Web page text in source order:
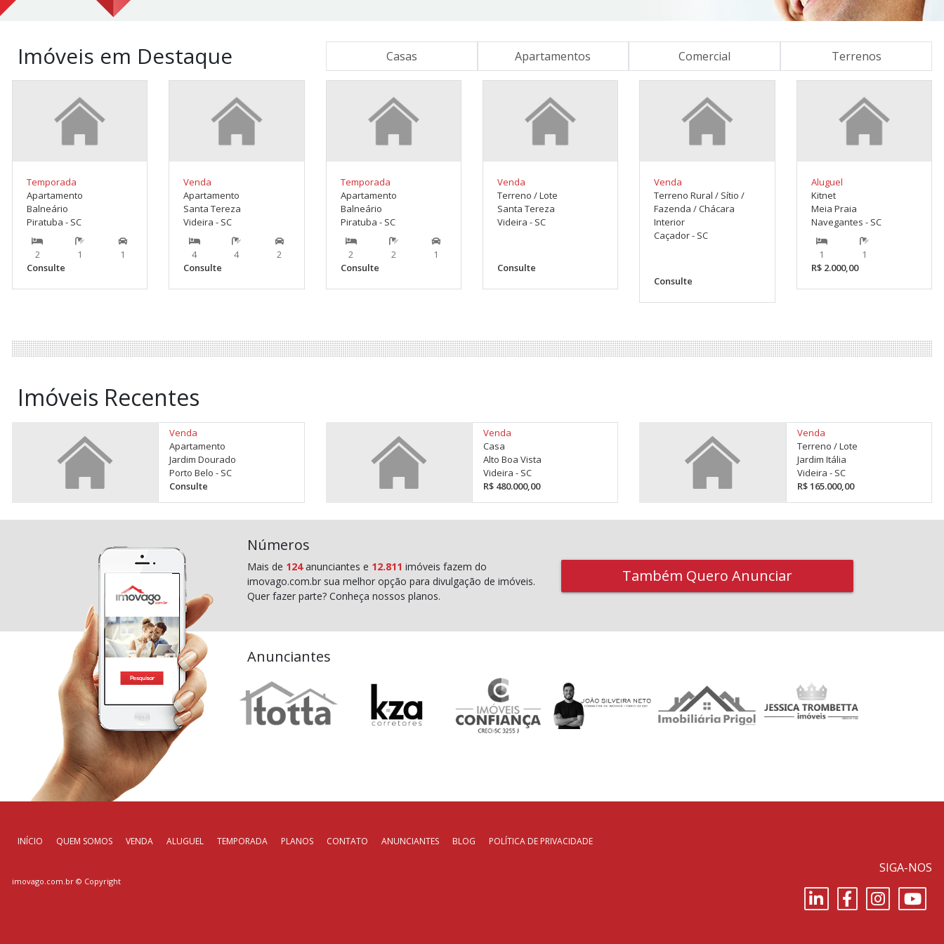
Imóveis em Destaque Casas Apartamentos Comercial Terrenos
Temporada
Apartamento
Balneário
Piratuba - SC
2 1
1
Consulte
Venda
Apartamento
Santa Tereza
Videira - SC
4 4
2
Consulte
Temporada
Apartamento
Balneário
Piratuba - SC
2 2
1
Consulte
Venda
Terreno / Lote
Santa Tereza
Videira - SC
Consulte
Venda
Terreno Rural / Sítio /
Fazenda / Chácara
Interior
Caçador - SC
Consulte
Aluguel
Kitnet
Meia Praia
Navegantes - SC
1
1
R$ 2.000,00
Imóveis Recentes
Venda
Apartamento
Jardim Dourado
Porto Belo - SC
Consulte
Venda
Casa
Alto Boa Vista
Videira - SC
R$ 480.000,00
Venda
Terreno / Lote
Jardim Itália
Videira - SC
R$ 165.000,00
Números
Mais de 124anunciantes e 12.811 imóveis fazem do
imovago.com.br sua melhor opção para divulgação de imóveis.
Quer fazer parte? Conheça nossos planos.
Também Quero Anunciar
Anunciantes
INÍCIO QUEM SOMOS VENDA ALUGUEL TEMPORADA PLANOS CONTATO ANUNCIANTES BLOG POLÍTICA DE PRIVACIDADE
imovago.com.br © Copyright
SIGA-NOS